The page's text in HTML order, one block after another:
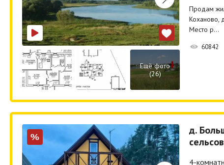
Ещё фото
(26)
Продам
Коханово,
Место р…
60842
%
д.
4-